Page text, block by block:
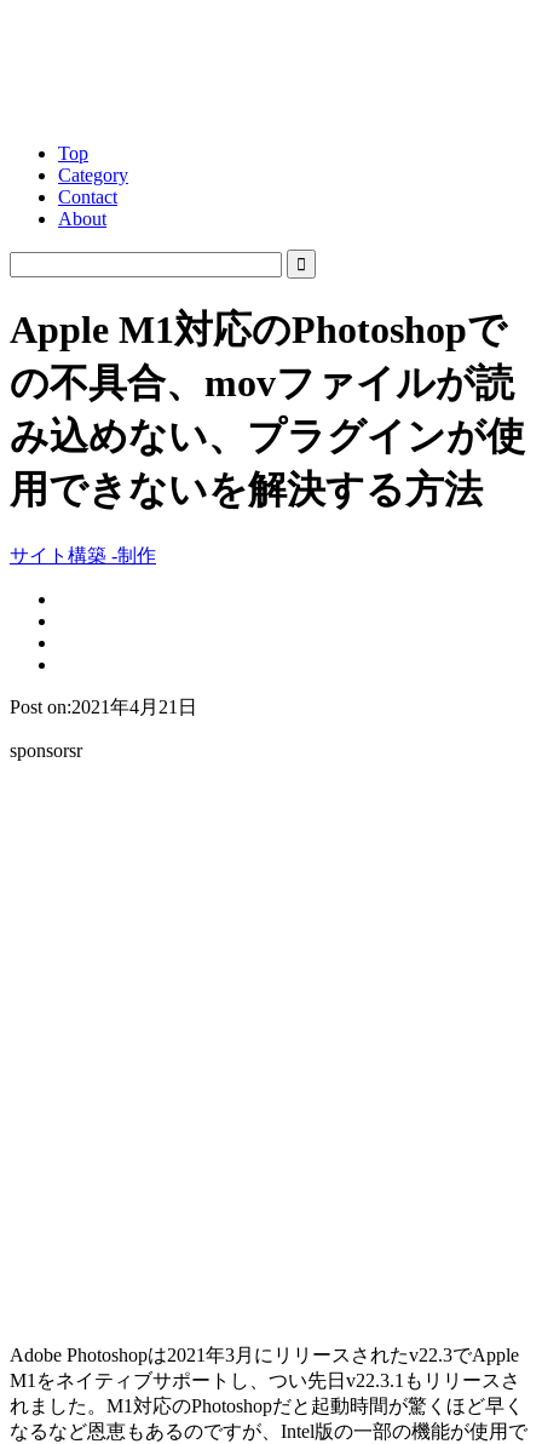
Top
Category
Contact
About
Apple M1対応のPhotoshopで
の不具合、movファイルが読
み込めない、プラグインが使
用できないを解決する方法
サイト構築 -制作
Post on:2021年4月21日
sponsorsr
Adobe Photoshopは2021年3月にリリースされたv22.3でApple
M1をネイティブサポートし、つい先日v22.3.1もリリースさ
れました。M1対応のPhotoshopだと起動時間が驚くほど早く
なるなど恩恵もあるのですが、Intel版の一部の機能が使用で